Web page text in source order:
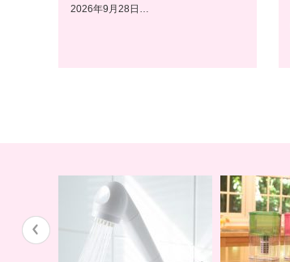
2026年9月28日…